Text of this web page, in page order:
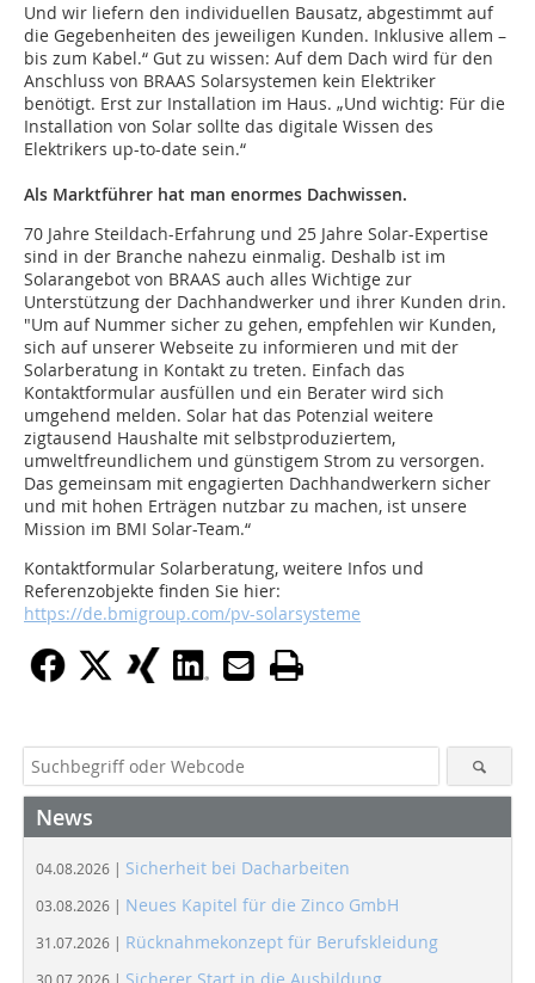
Und wir liefern den individuellen Bausatz, abgestimmt auf
die Gegebenheiten des jeweiligen Kunden. Inklusive allem –
bis zum Kabel.“ Gut zu wissen: Auf dem Dach wird für den
Anschluss von BRAAS Solarsystemen kein Elektriker
benötigt. Erst zur Installation im Haus. „Und wichtig: Für die
Installation von Solar sollte das digitale Wissen des
Elektrikers up-to-date sein.“
Als Marktführer hat man enormes Dachwissen.
70 Jahre Steildach-Erfahrung und 25 Jahre Solar-Expertise
sind in der Branche nahezu einmalig. Deshalb ist im
Solarangebot von BRAAS auch alles Wichtige zur
Unterstützung der Dachhandwerker und ihrer Kunden drin.
"Um auf Nummer sicher zu gehen, empfehlen wir Kunden,
sich auf unserer Webseite zu informieren und mit der
Solarberatung in Kontakt zu treten. Einfach das
Kontaktformular ausfüllen und ein Berater wird sich
umgehend melden. Solar hat das Potenzial weitere
zigtausend Haushalte mit selbstproduziertem,
umweltfreundlichem und günstigem Strom zu versorgen.
Das gemeinsam mit engagierten Dachhandwerkern sicher
und mit hohen Erträgen nutzbar zu machen, ist unsere
Mission im BMI Solar-Team.“
Kontaktformular Solarberatung, weitere Infos und
Referenzobjekte finden Sie hier:
https://de.bmigroup.com/pv-solarsysteme
News
04.08.2026 | Sicherheit bei Dacharbeiten
03.08.2026 | Neues Kapitel für die Zinco GmbH
31.07.2026 | Rücknahmekonzept für Berufskleidung